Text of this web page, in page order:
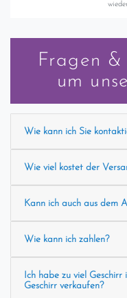
Fragen
um
Wie kann ich Sie
Wie viel kostet der
Kann ich auch aus dem
Wie kann ich zahlen?
Ich habe zu viel
Geschirr verkaufen?